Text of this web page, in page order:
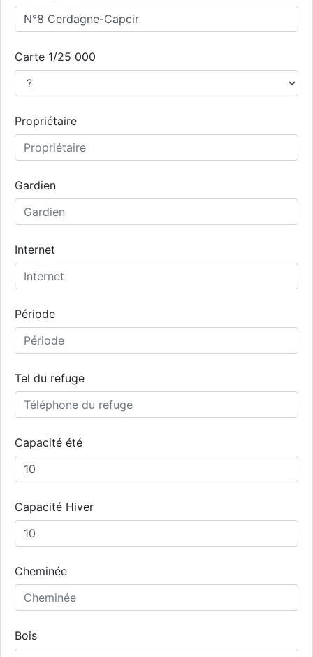
Carte 1/25 000
Propriétaire
Gardien
Internet
Période
Tel du refuge
Capacité été
Capacité Hiver
Cheminée
Bois